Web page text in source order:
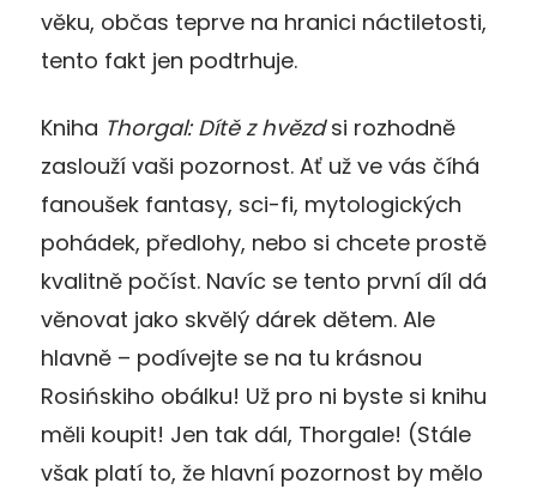
věku, občas teprve na hranici náctiletosti,
tento fakt jen podtrhuje.
Kniha Thorgal: Dítě z hvězdsi rozhodně
zaslouží vaši pozornost. Ať už ve vás číhá
fanoušek fantasy, sci-fi, mytologických
pohádek, předlohy, nebo si chcete prostě
kvalitně počíst. Navíc se tento první díl dá
věnovat jako skvělý dárek dětem. Ale
hlavně – podívejte se na tu krásnou
Rosińskiho obálku! Už pro ni byste si knihu
měli koupit! Jen tak dál, Thorgale! (Stále
však platí to, že hlavní pozornost by mělo